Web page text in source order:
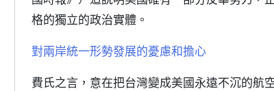
格的獨立的政治實體。
對兩岸統一形勢發展的憂慮和擔心
費氏之言，意在把台灣變成美國永遠不沉的航